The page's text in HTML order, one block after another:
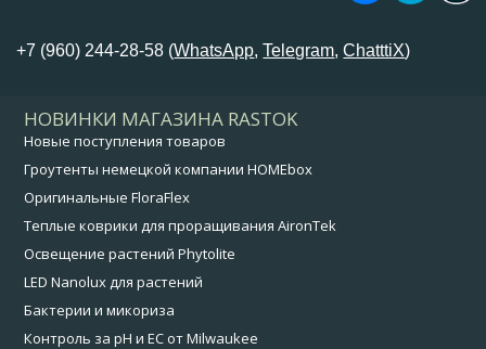
+7 (960) 244-28-58 (WhatsApp,Telegram,ChatttiX)
НОВИНКИ МАГАЗИНА RASTOK
Новые поступления товаров
Гроутенты немецкой компании HOMEbox
Оригинальные FloraFlex
Теплые коврики для проращивания AironTek
Освещение растений Phytolite
LED Nanolux для растений
Бактерии и микориза
Контроль за pH и EC от Milwaukee